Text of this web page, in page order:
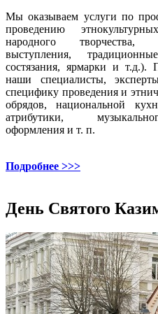
Мы оказываем услуги по
проведению
народного творчества,
выступления,
состязания, ярмарки и т.д.).
наши специалисты,
специфику проведения и
обрядов, национальной
атрибутики,
оформления и т. п.
Подробнее >>>
День Святого